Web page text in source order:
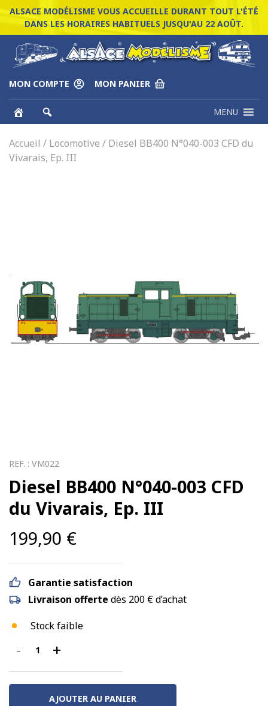
ALSACE MODÉLISME VOUS ACCUEILLE DURANT TOUT L'ÉTÉ
DANS LES HORAIRES HABITUELS JUSQU'AU 22 AOÛT.
MON COMPTE MON PANIER
MENU
Accueil / Locomotive / Diesel BB400 N°040-003 CFD du
Vivarais, Ep. III
REF. : VM022
Diesel BB400 N°040-003 CFD
du Vivarais, Ep. III
199,90 €
Garantie satisfaction
Livraison offerte dès 200 € d’achat
Stock faible
-
quantité
de
Diesel
+
AJOUTER AU PANIER